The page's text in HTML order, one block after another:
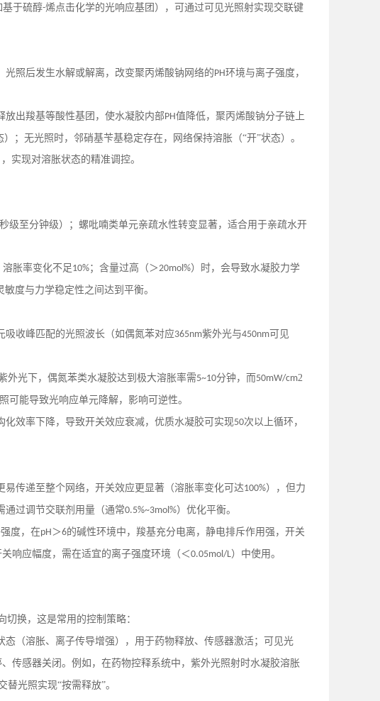
基于硫醇-烯点击化学的光响应基团），可通过可见光照射实现交联键
照后发生水解或解离，改变聚丙烯酸钠网络的PH环境与离子强度，
出羧基等酸性基团，使水凝胶内部PH值降低，聚丙烯酸钠分子链上
；无光照时，邻硝基苄基稳定存在，网络保持溶胀（“开”状态）。
实现对溶胀状态的精准调控。
级至分钟级）；螺吡喃类单元亲疏水性转变显著，适合用于亲疏水开
胀率变化不足10%；含量过高（＞20mol%）时，会导致水凝胶力学
敏度与力学稳定性之间达到平衡。
吸收峰匹配的光照波长（如偶氮苯对应365nm紫外光与450nm可见
外光下，偶氮苯类水凝胶达到极大溶胀率需5~10分钟，而50mW/cm2
可能导致光响应单元降解，影响可逆性。
效率下降，导致开关效应衰减，优质水凝胶可实现50次以上循环，
传递至整个网络，开关效应更显著（溶胀率变化可达100%），但力
通过调节交联剂用量（通常0.5%~3mol%）优化平衡。
度，在pH＞6的碱性环境中，羧基充分电离，静电排斥作用强，开关
响应幅度，需在适宜的离子强度环境（＜0.05mol/L）中使用。
切换，这是常用的控制策略：
态（溶胀、离子传导增强），用于药物释放、传感器激活；可见光
传感器关闭。例如，在药物控释系统中，紫外光照射时水凝胶溶胀
光照实现“按需释放”。